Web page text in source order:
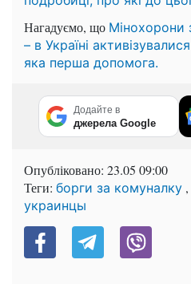
Нагадуємо, що Мінохорони
– в Україні
яка перша допомога.
Додайте в
джерела Google
Опубліковано: 23.05 09:00
Теги: борги за комуналку ,
украинцы